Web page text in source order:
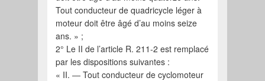
Tout conducteur de quadricycle léger à
moteur doit être âgé d’au moins seize
ans. » ;
2° Le II de l’article R. 211-2 est remplacé
par les dispositions suivantes :
« II. ― Tout conducteur de cyclomoteur